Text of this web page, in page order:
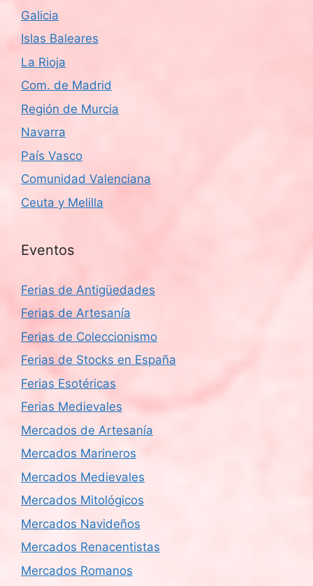
Galicia
Islas Baleares
La Rioja
Com. de Madrid
Región de Murcia
Navarra
País Vasco
Comunidad Valenciana
Ceuta y Melilla
Eventos
Ferias de Antigüedades
Ferias de Artesanía
Ferias de Coleccionismo
Ferias de Stocks en España
Ferias Esotéricas
Ferias Medievales
Mercados de Artesanía
Mercados Marineros
Mercados Medievales
Mercados Mitológicos
Mercados Navideños
Mercados Renacentistas
Mercados Romanos